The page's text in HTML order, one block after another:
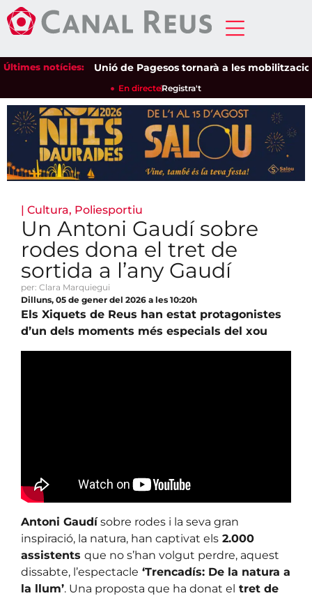
Últimes notícies:Unió de Pagesos tornarà a les
En directeRegistra't
| Cultura, Poliesportiu
Un Antoni Gaudí sobre
rodes dona el tret de
sortida a l’any Gaudí
per: Clara Marquiegui
Dilluns, 05 de gener del 2026 a les 10:20h
Els Xiquets de Reus han estat protagonistes
d’un dels moments més especials del xou
Antoni Gaudísobre rodes i la seva gran
inspiració, la natura, han captivat els 2.000
assistents que no s’han volgut perdre, aquest
dissabte, l’espectacle ‘Trencadís: De la natura a
la llum’. Una proposta que ha donat el tret de